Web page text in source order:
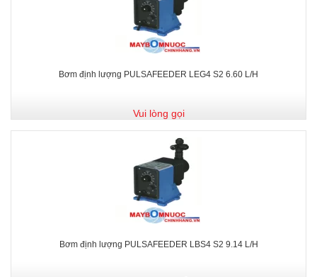
Bơm định lượng PULSAFEEDER LEG4 S2 6.60 L/H
Vui lòng gọi
Bơm định lượng PULSAFEEDER LBS4 S2 9.14 L/H